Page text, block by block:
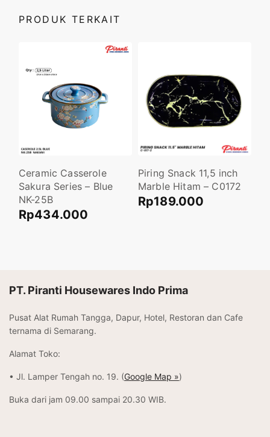
PRODUK TERKAIT
Ceramic Casserole
Sakura Series – Blue
NK-25B
Rp434.000
Piring Snack 11,5 inch
Marble Hitam – C0172
Rp189.000
PT. Piranti Housewares Indo Prima
Pusat Alat Rumah Tangga, Dapur, Hotel, Restoran dan Cafe
ternama di Semarang.
Alamat Toko:
• Jl. Lamper Tengah no. 19. (Google Map »)
Buka dari jam 09.00 sampai 20.30 WIB.